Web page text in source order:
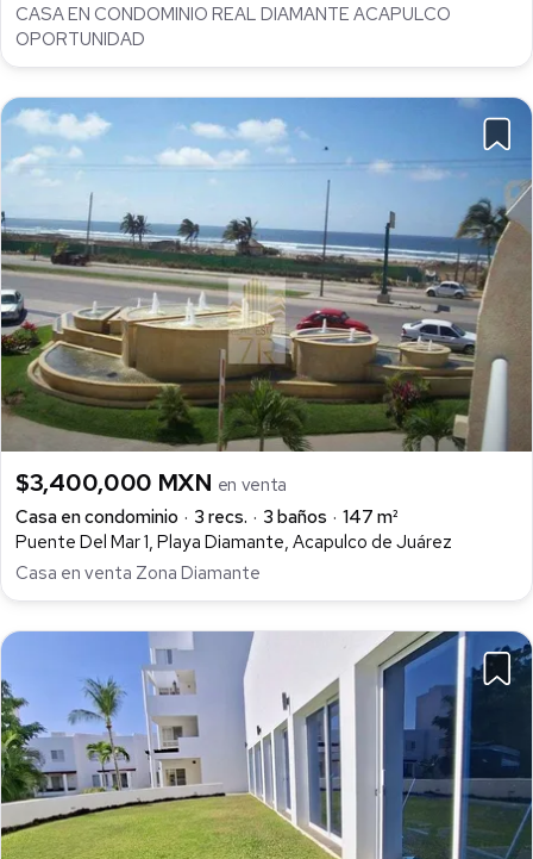
CASA EN CONDOMINIO REAL DIAMANTE ACAPULCO
OPORTUNIDAD
$3,400,000 MXN en venta
Casa en condominio
3 recs. 3 baños
147 m²
Puente Del Mar 1, Playa Diamante, Acapulco de Juárez
Casa en venta Zona Diamante